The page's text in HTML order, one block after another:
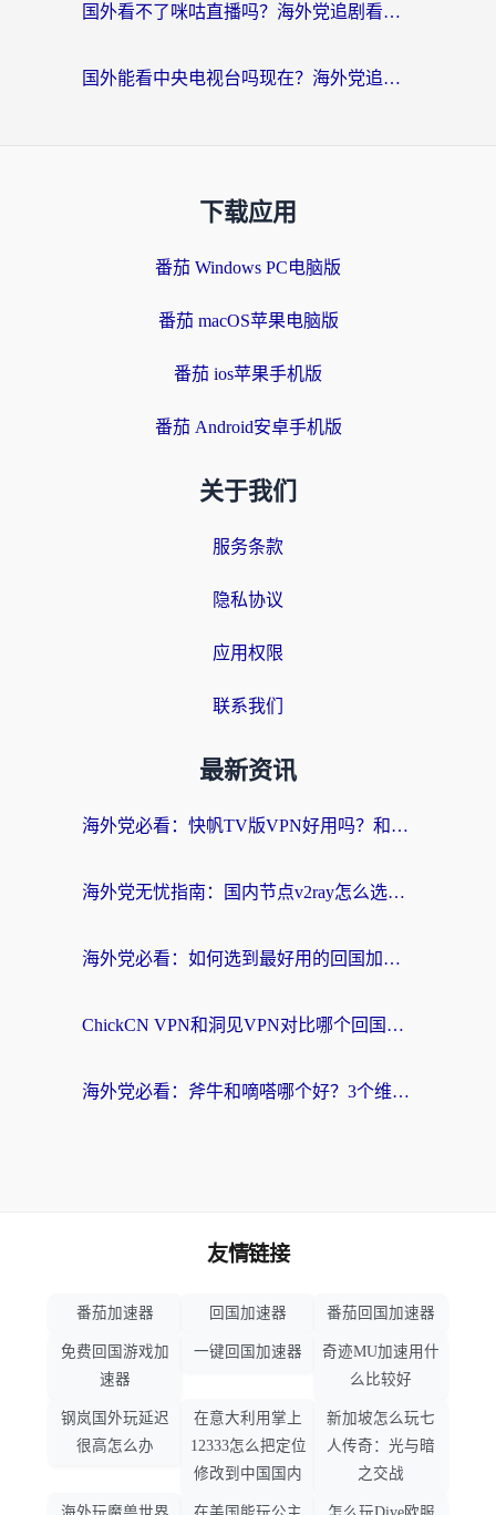
国外看不了咪咕直播吗？海外党追剧看片的加速器选择指南
国外能看中央电视台吗现在？海外党追剧看央视的实用指南
下载应用
番茄 Windows PC电脑版
番茄 macOS苹果电脑版
番茄 ios苹果手机版
番茄 Android安卓手机版
关于我们
服务条款
隐私协议
应用权限
联系我们
最新资讯
海外党必看：快帆TV版VPN好用吗？和快游VPN对比哪个回国效果更好？附实用避坑指南
海外党无忧指南：国内节点v2ray怎么选？一键回国VPN+多场景实测帮你避坑
海外党必看：如何选到最好用的回国加速器？从节点到售后的全维度指南
ChickCN VPN和洞见VPN对比哪个回国效果更好？海外党亲测3款加速器+避坑指南
海外党必看：斧牛和嘀嗒哪个好？3个维度教你选对回国加速器
友情链接
番茄加速器 回国加速器 番茄回国加速器
免费回国游戏加
速器
一键回国加速器
奇迹MU加速用什
么比较好
钢岚国外玩延迟
很高怎么办
在意大利用掌上
12333怎么把定位
修改到中国国内
新加坡怎么玩七
人传奇：光与暗
之交战